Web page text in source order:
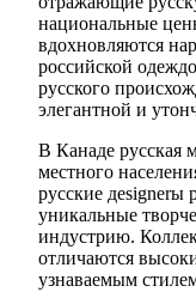
национальные
вдохновляются
российской
русского
элегантной и
В Канаде русская
местного
русские дesignerы
уникальные
индустрию.
отличаются
узнаваемым